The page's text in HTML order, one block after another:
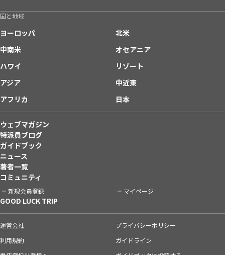
国と地域
ヨーロッパ
北米
中南米
オセアニア
ハワイ
リゾート
アジア
中近東
アフリカ
日本
ウェブマガジン
特派員ブログ
ガイドブック
ニュース
著者一覧
コミュニティ
新規会員登録 マイページ
GOOD LUCK TRIP
運営会社
プライバシーポリシー
利用規約
ガイドライン